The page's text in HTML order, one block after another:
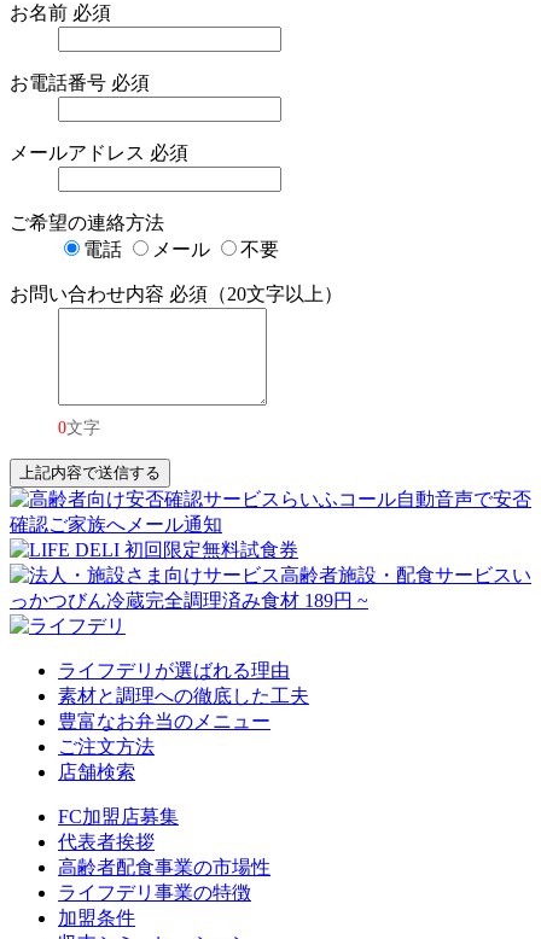
お名前 必須
お電話番号 必須
メールアドレス 必須
ご希望の連絡方法
電話
メール 不要
お問い合わせ内容 必須（20文字以上）
0文字
上記内容で送信する
ライフデリが選ばれる理由
素材と調理への徹底した工夫
豊富なお弁当のメニュー
ご注文方法
店舗検索
FC加盟店募集
代表者挨拶
高齢者配食事業の市場性
ライフデリ事業の特徴
加盟条件